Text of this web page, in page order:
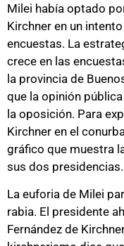
Milei había optado
Kirchner en un
encuestas. La
crece en las
la provincia de
que la opinión
la oposición. Para
Kirchner en el
gráfico que muestra
sus dos presidencias.
La euforia de Milei
rabia. El presidente
Fernández de